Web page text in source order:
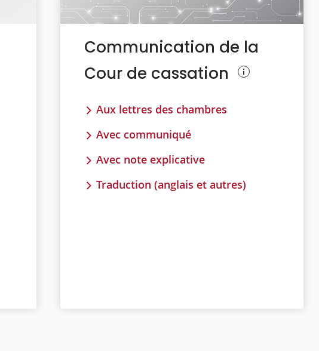
Communication de la
Cour de cassation
Aux lettres des chambres
Avec communiqué
Avec note explicative
Traduction (anglais et autres)